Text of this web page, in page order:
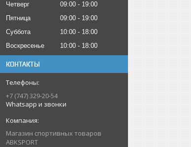
Четверг
09:00
19:00
Пятница
09:00
19:00
Суббота
10:00
18:00
Воскресенье
10:00 18:00
КОНТАКТЫ
+7 (747) 329-20-54
Whatsapp и звонки
Магазин спортивных товаров
ABKSPORT